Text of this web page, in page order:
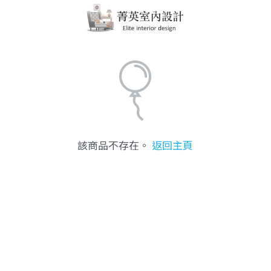
該商品不存在。 返回主頁